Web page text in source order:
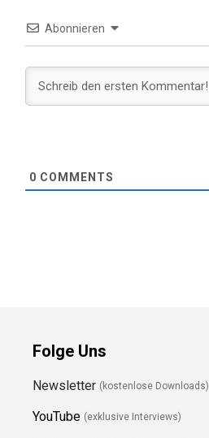
Abonnieren
0 COMMENTS
Folge Uns
Newsletter (kostenlose Downloads)
YouTube (exklusive Interviews)